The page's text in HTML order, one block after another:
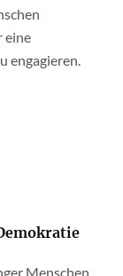
eine
engagieren.
Menschen